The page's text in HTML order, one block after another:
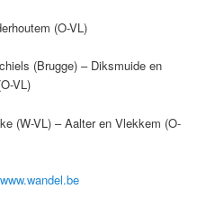
(O-VL)
(Brugge) – Diksmuide en
VL)
VL) – Aalter en Vlekkem (O-
www.wandel.be